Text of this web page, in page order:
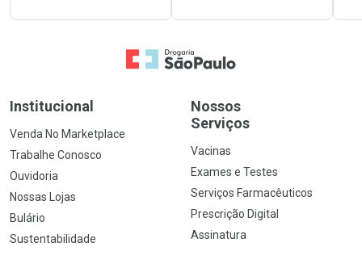
Ir para a Home
Institucional
Venda No Marketplace
Trabalhe Conosco
Ouvidoria
Nossas Lojas
Bulário
Sustentabilidade
Nossos
Serviços
Vacinas
Exames e Testes
Serviços Farmacêuticos
Prescrição Digital
Assinatura